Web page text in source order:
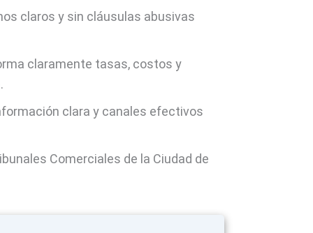
claros y sin cláusulas abusivas
claramente tasas, costos y
clara y canales efectivos
Comerciales de la Ciudad de